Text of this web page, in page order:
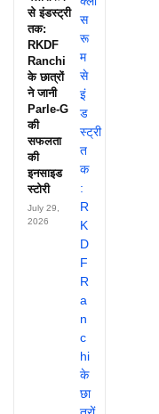
से इंडस्ट्री
तक:
RKDF
Ranchi
के छात्रों
ने जानी
Parle-G
की
सफलता
की
इनसाइड
स्टोरी
July 29,
2026